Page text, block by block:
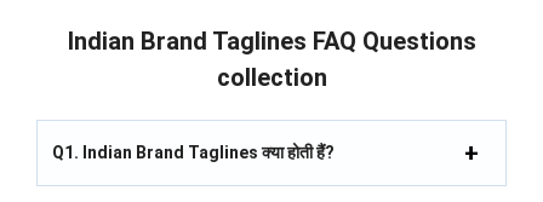
Indian Brand Taglines FAQ Questions
collection
Q1. Indian Brand Taglines क्या होती हैं?